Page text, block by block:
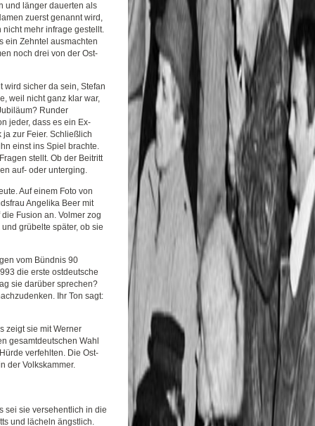
und länger dauerten als
zuerst genannt wird,
mehr infrage gestellt.
ein Zehntel ausmachten
noch drei von der Ost-
wird sicher da sein, Stefan
weil nicht ganz klar war,
Runder
jeder, dass es ein Ex-
ja zur Feier. Schließlich
einst ins Spiel brachte.
stellt. Ob der Beitritt
auf- oder unterging.
Auf einem Foto von
Angelika Beer mit
Fusion an. Volmer zog
grübelte später, ob sie
vom Bündnis 90
die erste ostdeutsche
sie darüber sprechen?
Ihr Ton sagt:
zeigt sie mit Werner
gesamtdeutschen Wahl
verfehlten. Die Ost-
der Volkskammer.
sei sie versehentlich in die
und lächeln ängstlich.